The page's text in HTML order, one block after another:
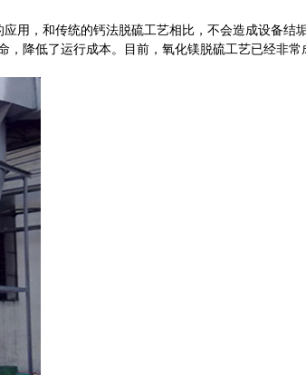
用，和传统的钙法脱硫工艺相比，不会造成设备
降低了运行成本。目前，氧化镁脱硫工艺已经非常